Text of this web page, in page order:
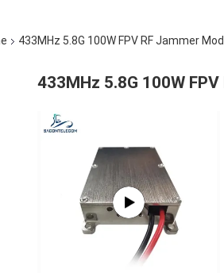
433MHz 5.8G 100W FPV RF Jammer
433MHz 5.8G 100W